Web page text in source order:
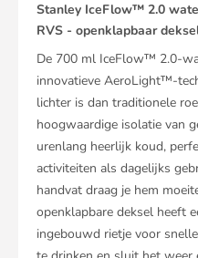
Stanley IceFlow™ 2.0
RVS - openklapbaar
De 700 ml IceFlow™ 2.0-
innovatieve AeroLight™-
lichter is dan traditionele
hoogwaardige isolatie van
urenlang heerlijk koud,
activiteiten als dagelijks
handvat draag je hem
openklapbare deksel heeft
ingebouwd rietje voor